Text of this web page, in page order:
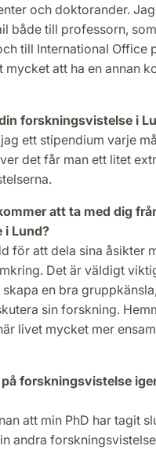
och doktorander.
både till professorn,
till International Office
mycket att ha en annan
forskningsvistelse i
ett stipendium varje
det får man ett litet
att ta med dig
i Lund?
för att dela sina åsikter
Det är väldigt
en bra
sin forskning.
livet mycket mer
forskningsvistelse
att min PhD har tagit
andra